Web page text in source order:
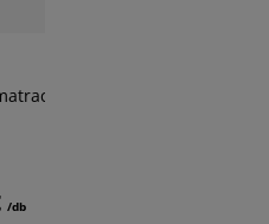
60x120 cm YGNA
/db